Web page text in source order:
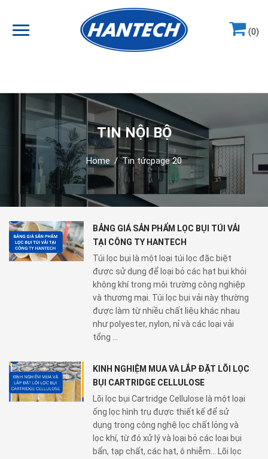
(0)
TIN NỘI BỘ
Home / Tin tứcpage 20
BẢNG GIÁ SẢN PHẨM LỌC BỤI TÚI VẢI
TẠI CÔNG TY HANTECH
Túi lọc bụi là một loại túi lọc đặc biệt
được sử dụng để loại bỏ các hạt bụi khỏi
không khí trong môi trường công nghiệp
và thương mại. Túi lọc bụi vải này thường
được làm từ nhiều chất liệu khác nhau
như polyester, nylon, nỉ và các loại vải
tổng ...
KINH NGHIỆM MUA VÀ LẮP ĐẶT LÕI LỌC
BỤI CARTRIDGE CELLULOSE
Lõi lọc bụi Cartridge Cellulose là một loại
ống lọc hình trụ được thiết kế để sử
dụng trong công nghệ lọc chất lỏng và
lọc khí, từ đó xử lý và loại bỏ các loại bụi
bẩn, tạp chất, các hạt, ô nhiễm... Lõi lọc